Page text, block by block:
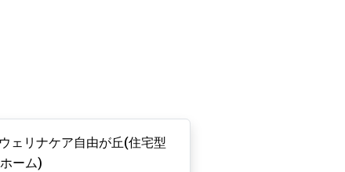
ェリナケア自由が丘(住宅型
ーム)